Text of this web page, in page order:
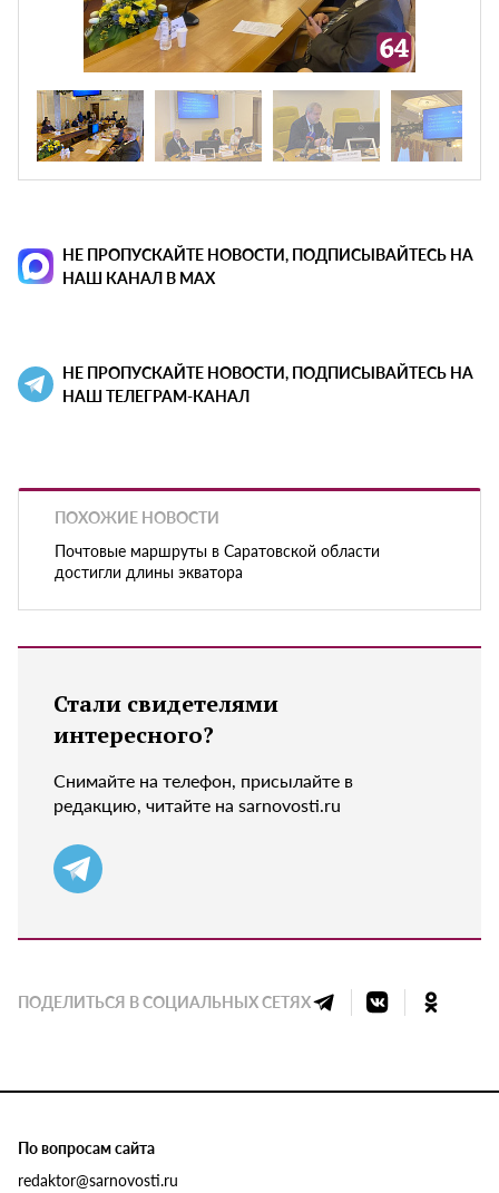
НЕ ПРОПУСКАЙТЕ НОВОСТИ, ПОДПИСЫВАЙТЕСЬ НА
НАШ КАНАЛ В MAX
НЕ ПРОПУСКАЙТЕ НОВОСТИ, ПОДПИСЫВАЙТЕСЬ НА
НАШ ТЕЛЕГРАМ-КАНАЛ
ПОХОЖИЕ НОВОСТИ
Почтовые маршруты в Саратовской области
достигли длины экватора
Стали свидетелями
интересного?
Снимайте на телефон, присылайте в
редакцию, читайте на sarnovosti.ru
ПОДЕЛИТЬСЯ В СОЦИАЛЬНЫХ СЕТЯХ
По вопросам сайта
redaktor@sarnovosti.ru